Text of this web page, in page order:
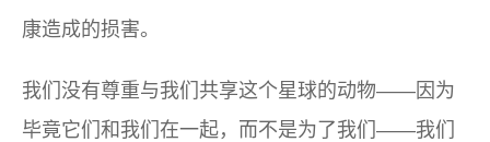
康造成的损害。
我们没有尊重与我们共享这个星球的动物——因为
毕竟它们和我们在一起，而不是为了我们——我们